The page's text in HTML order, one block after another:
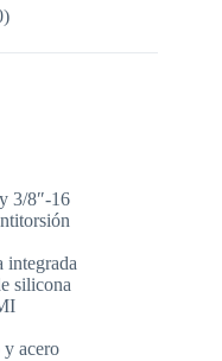
3/8″-16
integrada
silicona
acero